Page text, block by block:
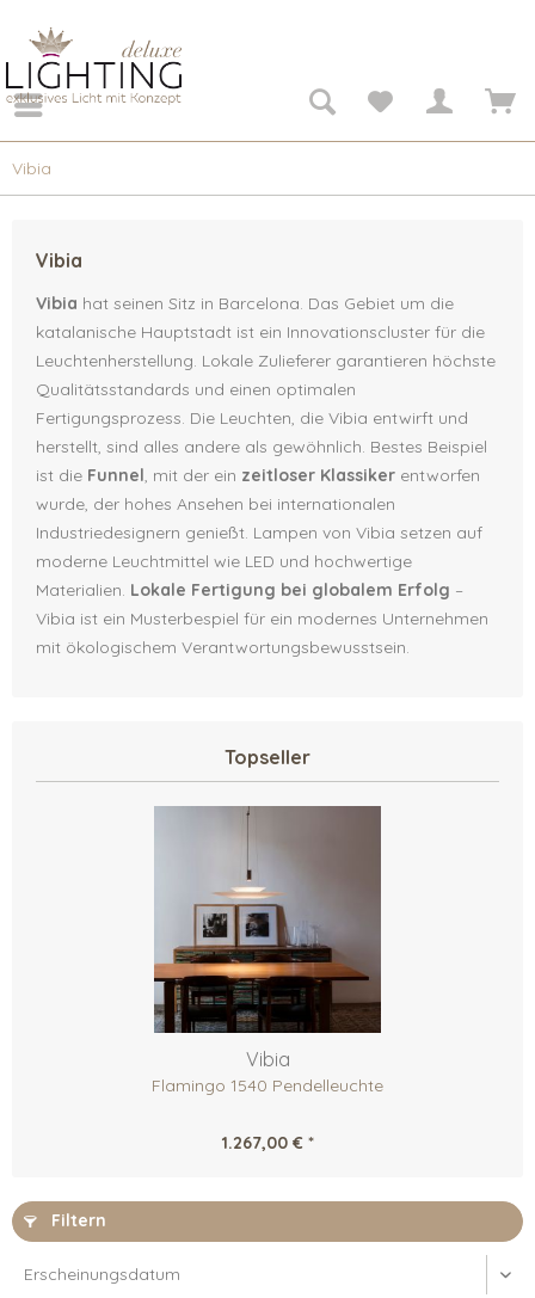
Vibia
Vibia
Vibia hat seinen Sitz in Barcelona. Das Gebiet um die
katalanische Hauptstadt ist ein Innovationscluster für die
Leuchtenherstellung. Lokale Zulieferer garantieren höchste
Qualitätsstandards und einen optimalen
Fertigungsprozess. Die Leuchten, die Vibia entwirft und
herstellt, sind alles andere als gewöhnlich. Bestes Beispiel
ist die Funnel, mit der ein zeitloser Klassiker entworfen
wurde, der hohes Ansehen bei internationalen
Industriedesignern genießt. Lampen von Vibia setzen auf
moderne Leuchtmittel wie LED und hochwertige
Materialien. Lokale Fertigung bei globalem Erfolg –
Vibia ist ein Musterbespiel für ein modernes Unternehmen
mit ökologischem Verantwortungsbewusstsein.
Topseller
Vibia
Flamingo 1540 Pendelleuchte
1.267,00 € *
Filtern